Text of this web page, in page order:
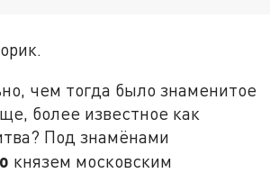
чем тогда было знаменитое
более известное как
Под знамёнами
князем московским